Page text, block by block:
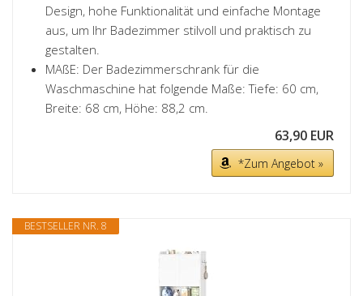
Design, hohe Funktionalität und einfache Montage
aus, um Ihr Badezimmer stilvoll und praktisch zu
gestalten.
MAßE: Der Badezimmerschrank für die
Waschmaschine hat folgende Maße: Tiefe: 60 cm,
Breite: 68 cm, Höhe: 88,2 cm.
63,90 EUR
*Zum Angebot »
BESTSELLER NR. 8